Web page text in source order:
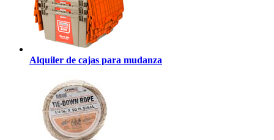
Alquiler de cajas para mudanza